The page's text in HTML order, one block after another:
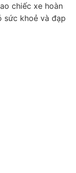
chiếc xe hoàn
sức khoẻ và đạp